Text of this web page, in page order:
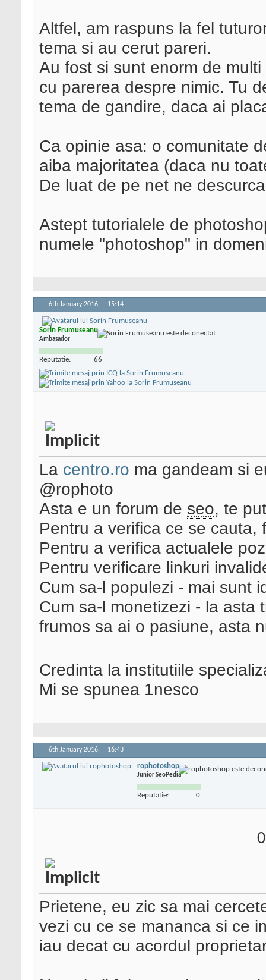
Altfel, am raspuns la fel
tema si au cerut pareri.
Au fost si sunt enorm de
cu parerea despre nimic. Tu
tema de gandire, daca ai
Ca opinie asa: o comunitate
aiba majoritatea (daca nu
De luat de pe net ne
Astept tutorialele de
numele "photoshop" in
6th January 2016, 15:14
Sorin Frumuseanu
Ambasador
Reputatie: 66
La centro.ro ma gandeam si
@rophoto
Asta e un forum de seo, te
Pentru a verifica ce se cauta,
Pentru a verifica actualele
Pentru verificare linkuri
Cum sa-l populezi - mai sunt
Cum sa-l monetizezi - la asta
frumos sa ai o pasiune, asta
Credinta la institutiile
Mi se spunea 1nesco
6th January 2016, 16:43
rophotoshop
Junior SeoPedia
Reputatie: 0
Prietene, eu zic sa mai
vezi cu ce se mananca si ce
iau decat cu acordul